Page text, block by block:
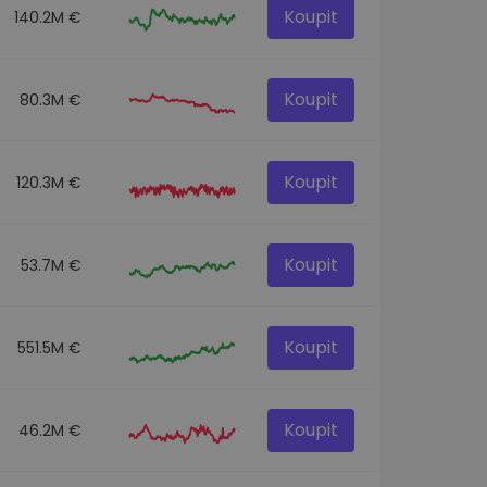
140.2M € Koupit
80.3M € Koupit
120.3M € Koupit
53.7M € Koupit
551.5M € Koupit
46.2M € Koupit